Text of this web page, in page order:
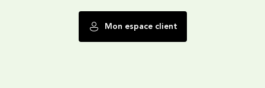
Mon espace client